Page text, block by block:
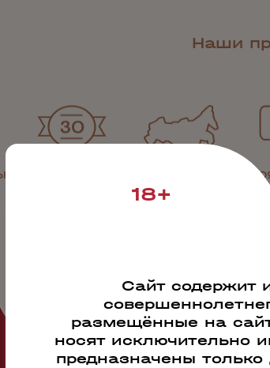
Наши
ВСЕЙ РОССИИ
18+
Сайт содержит
размещённые на
носят исключительно
предназначены